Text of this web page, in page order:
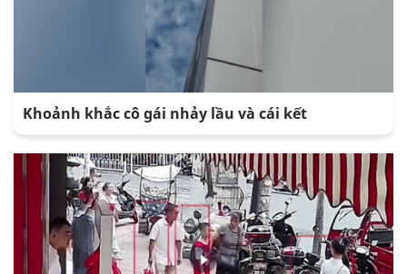
Khoảnh khắc cô gái nhảy lầu và cái kết